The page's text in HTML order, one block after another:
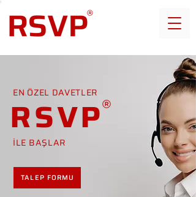
EN ÖZEL DAVETLER
RSVP
İLE BAŞLAR
TALEP FORMU